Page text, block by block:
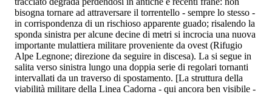
bisogna tornare ad attraversare il torrentello - sempre lo stesso -
in corrispondenza di un rischioso apparente guado; risalendo la
sponda sinistra per alcune decine di metri si incrocia una nuova
importante mulattiera militare proveniente da ovest (Rifugio
Alpe Legnone; direzione da seguire in discesa). La si segue in
salita verso sinistra lungo una doppia serie di regolari tornanti
intervallati da un traverso di spostamento. [La struttura della
viabilità militare della Linea Cadorna - qui ancora ben visibile -